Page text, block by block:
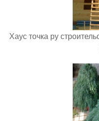
Хаус точка ру